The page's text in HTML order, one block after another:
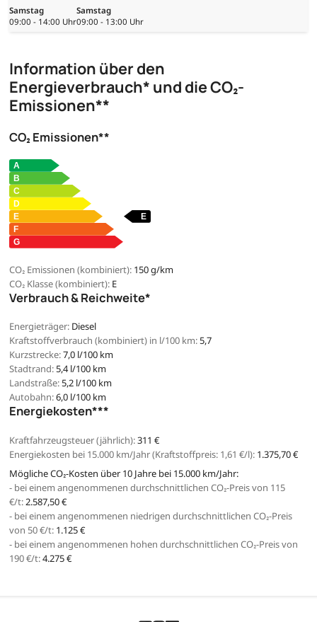
Samstag
09:00 - 14:00 Uhr
Samstag
09:00 - 13:00 Uhr
Information über den
Energieverbrauch* und die CO₂-
Emissionen**
CO₂ Emissionen**
CO₂ Emissionen (kombiniert): 150 g/km
CO₂ Klasse (kombiniert): E
Verbrauch & Reichweite*
Energieträger: Diesel
Kraftstoffverbrauch (kombiniert) in l/100 km:5,7
Kurzstrecke:7,0 l/100 km
Stadtrand:5,4 l/100 km
Landstraße:5,2 l/100 km
Autobahn:6,0 l/100 km
Energiekosten***
Kraftfahrzeugsteuer (jährlich):311 €
Energiekosten bei 15.000 km/Jahr (Kraftstoffpreis: 1,61 €/l): 1.375,70 €
Mögliche CO₂-Kosten über 10 Jahre bei 15.000 km/Jahr:
- bei einem angenommenen durchschnittlichen CO₂-Preis von 115
€/t: 2.587,50 €
- bei einem angenommenen niedrigen durchschnittlichen CO₂-Preis
von 50 €/t: 1.125 €
- bei einem angenommenen hohen durchschnittlichen CO₂-Preis von
190 €/t:4.275 €